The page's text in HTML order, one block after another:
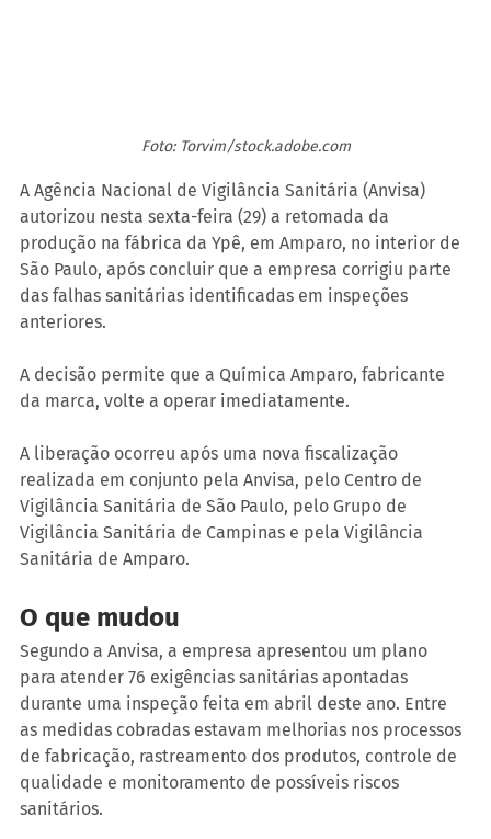
Foto: Torvim/stock.adobe.com
A Agência Nacional de Vigilância Sanitária (Anvisa)
autorizou nesta sexta-feira (29) a retomada da
produção na fábrica da Ypê, em Amparo, no interior de
São Paulo, após concluir que a empresa corrigiu parte
das falhas sanitárias identificadas em inspeções
anteriores.
A decisão permite que a Química Amparo, fabricante
da marca, volte a operar imediatamente.
A liberação ocorreu após uma nova fiscalização
realizada em conjunto pela Anvisa, pelo Centro de
Vigilância Sanitária de São Paulo, pelo Grupo de
Vigilância Sanitária de Campinas e pela Vigilância
Sanitária de Amparo.
O que mudou
Segundo a Anvisa, a empresa apresentou um plano
para atender 76 exigências sanitárias apontadas
durante uma inspeção feita em abril deste ano. Entre
as medidas cobradas estavam melhorias nos processos
de fabricação, rastreamento dos produtos, controle de
qualidade e monitoramento de possíveis riscos
sanitários.